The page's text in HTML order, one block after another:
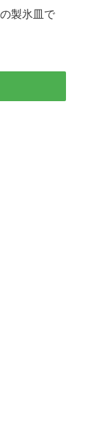
製氷皿で